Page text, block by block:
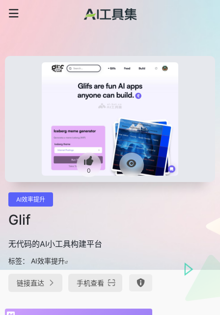
0
AI效率提升
Glif
无代码的AI小工具构建平台
标签： AI效率提升
链接直达 手机查看